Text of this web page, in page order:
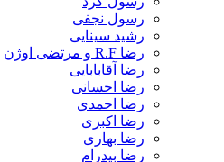
رسول نجفی
رشید سینایی
رضا R.F و مرتضی اوژن
رضا آقابابایی
رضا احسانی
رضا احمدی
رضا اکبری
رضا بهاری
رضا بیدرام